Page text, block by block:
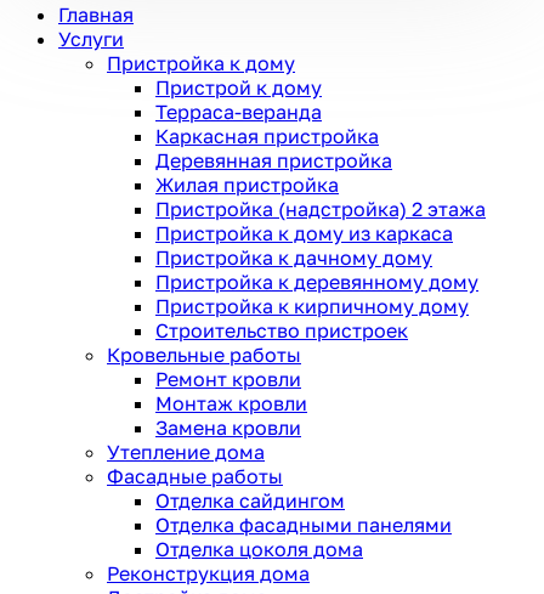
Главная
Услуги
Пристройка к дому
Пристрой к дому
Терраса-веранда
Каркасная пристройка
Деревянная пристройка
Жилая пристройка
Пристройка (надстройка) 2 этажа
Пристройка к дому из каркаса
Пристройка к дачному дому
Пристройка к деревянному дому
Пристройка к кирпичному дому
Строительство пристроек
Кровельные работы
Ремонт кровли
Монтаж кровли
Замена кровли
Утепление дома
Фасадные работы
Отделка сайдингом
Отделка фасадными панелями
Отделка цоколя дома
Реконструкция дома